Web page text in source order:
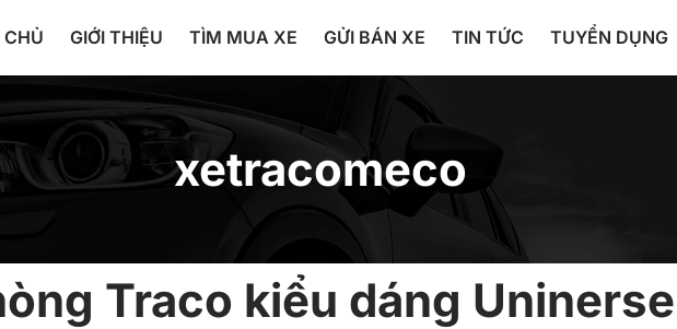
CHỦ GIỚI THIỆU TÌM MUA XE GỬI BÁN XE TIN TỨC TUYỂN DỤNG
xetracomeco
Traco kiểu dáng